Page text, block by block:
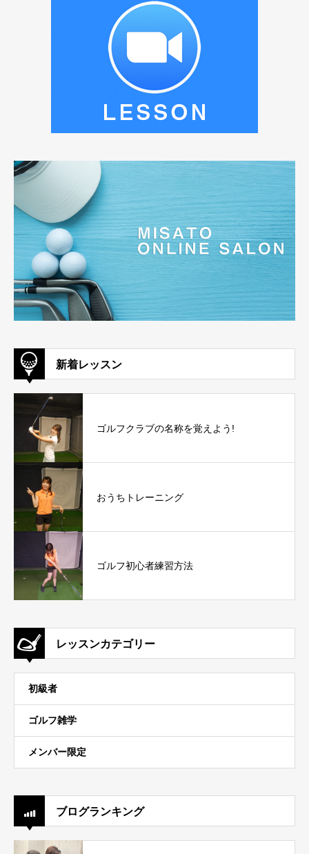
新着レッスン
ゴルフクラブの名称を覚えよう!
おうちトレーニング
ゴルフ初心者練習方法
レッスンカテゴリー
初級者
ゴルフ雑学
メンバー限定
ブログランキング